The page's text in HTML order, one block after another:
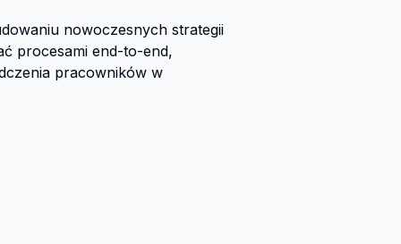
nowoczesnych strategii
procesami end-to-end,
pracowników w